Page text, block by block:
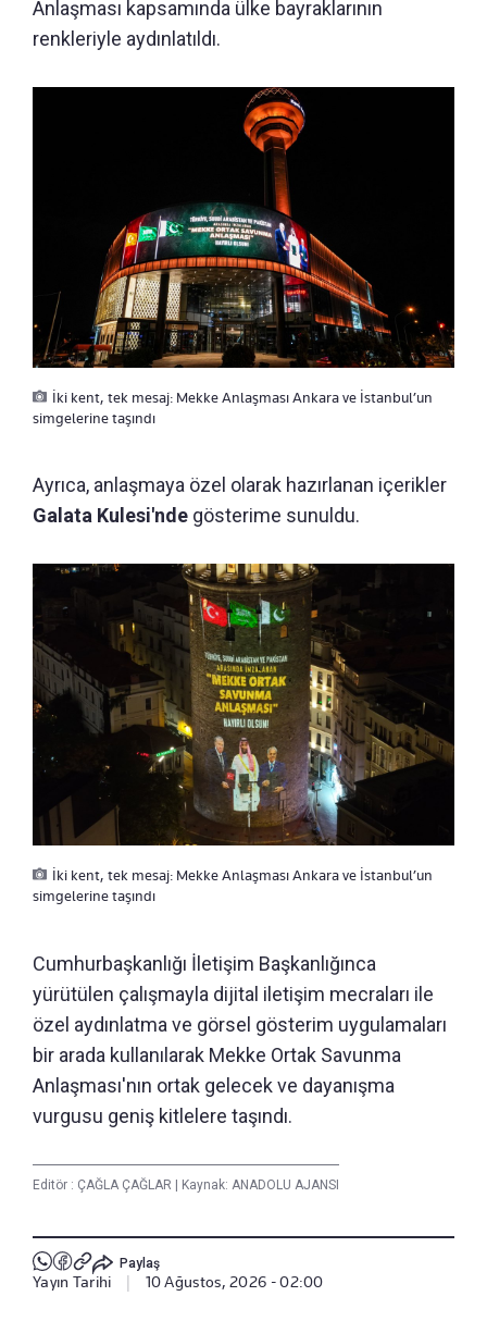
Anlaşması kapsamında ülke bayraklarının
renkleriyle aydınlatıldı.
İki kent, tek mesaj: Mekke Anlaşması Ankara ve İstanbul’un
simgelerine taşındı
Ayrıca, anlaşmaya özel olarak hazırlanan içerikler
Galata Kulesi'nde gösterime sunuldu.
İki kent, tek mesaj: Mekke Anlaşması Ankara ve İstanbul’un
simgelerine taşındı
Cumhurbaşkanlığı İletişim Başkanlığınca
yürütülen çalışmayla dijital iletişim mecraları ile
özel aydınlatma ve görsel gösterim uygulamaları
bir arada kullanılarak Mekke Ortak Savunma
Anlaşması'nın ortak gelecek ve dayanışma
vurgusu geniş kitlelere taşındı.
Editör : ÇAĞLA ÇAĞLAR Kaynak: ANADOLU AJANSI
Paylaş
Yayın Tarihi 10 Ağustos, 2026 - 02:00